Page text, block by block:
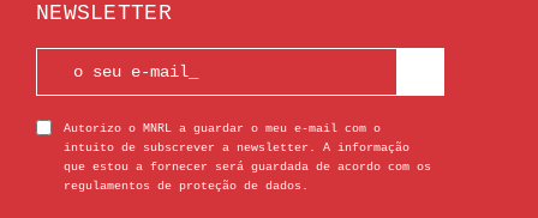
NEWSLETTER
Autorizo o MNRL a guardar o meu e-mail com o
intuito de subscrever a newsletter. A informação
que estou a fornecer será guardada de acordo com os
regulamentos de proteção de dados.